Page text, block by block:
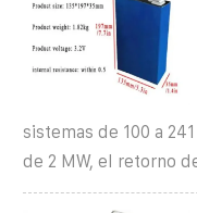
sistemas de 100 a
de 2 MW, el retorno